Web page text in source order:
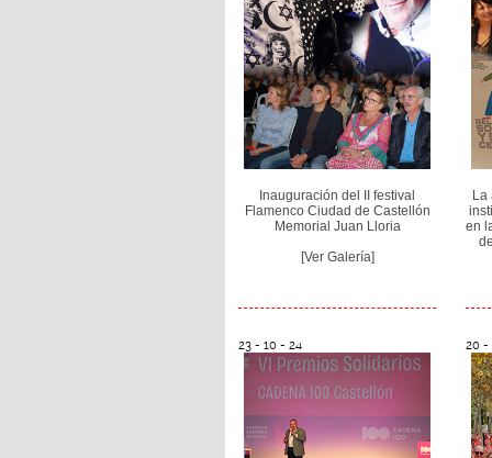
Inauguración del II festival
Flamenco Ciudad de Castellón
Memorial Juan Lloria
[Ver Galería]
La
en
23 - 10 - 24 20 -